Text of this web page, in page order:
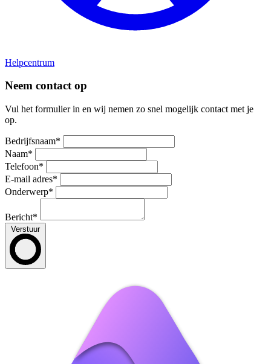
Helpcentrum
Neem contact op
Vul het formulier in en wij nemen zo snel mogelijk contact met je
op.
Bedrijfsnaam*
Naam*
Telefoon*
E-mail adres*
Onderwerp*
Bericht*
Verstuur